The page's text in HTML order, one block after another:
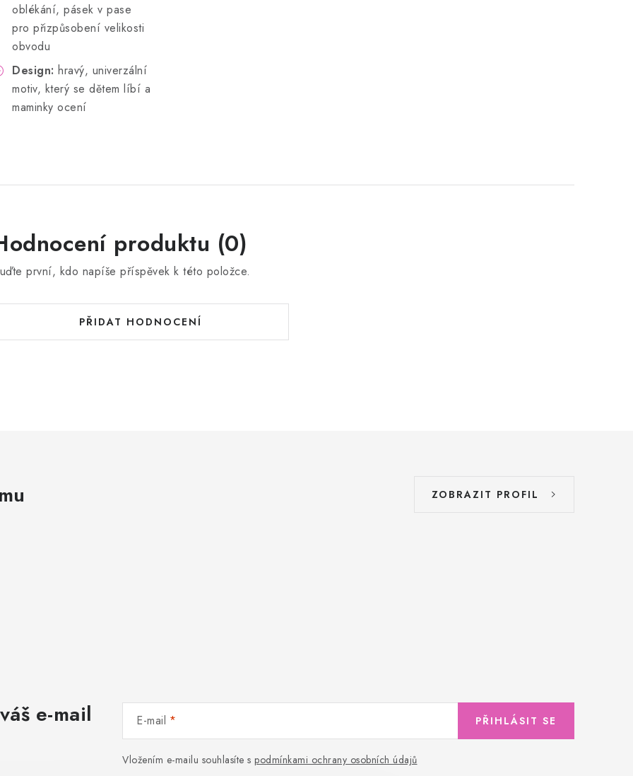
oblékání, pásek v pase
pro přizpůsobení velikosti
obvodu
Design: hravý, univerzální
motiv, který se dětem líbí a
maminky ocení
produktu (0)
první, kdo napíše příspěvek k této položce.
PŘIDAT HODNOCENÍ
ZOBRAZIT PROFIL
e-mail E-mail
Vložením e-mailu souhlasíte s podmínkami ochrany osobních údajů
PŘIHLÁSIT SE